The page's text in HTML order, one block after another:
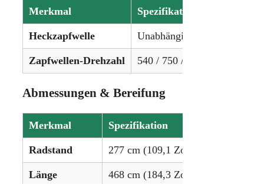
Merkmal Spezifikation
Heckzapfwelle Unabhängig
Zapfwellen-Drehzahl 540 / 750 / 1000 / 1250 U/
Abmessungen & Bereifung
Merkmal Spezifikation
Radstand 277 cm (109,1 Zoll)
Länge 468 cm (184,3 Zoll)